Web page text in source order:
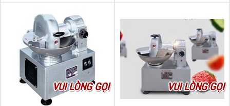
VUI LÒNG GỌI VUI LÒNG GỌI